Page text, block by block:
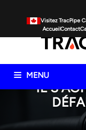
Visitez TracPipe
AccueilContact
MENU
Produits de tuyauterie de
Commercial
IL